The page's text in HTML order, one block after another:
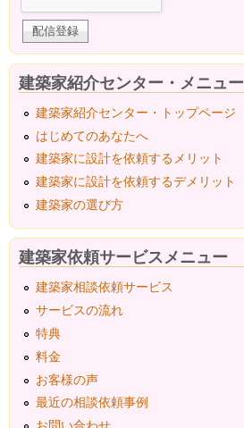
建築家紹介センター・メニュー
建築家紹介センター・トップページ
はじめてのあなたへ
建築家に設計を依頼するメリット
建築家に設計を依頼するデメリット
建築家の選び方
建築家依頼サービスメニュー
建築家相談依頼サービス
サービスの流れ
特典
料金
お客様の声
最近の相談依頼事例